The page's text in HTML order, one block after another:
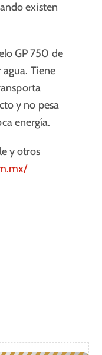
existen
GP 750 de
Tiene
y no pesa
energía.
y otros